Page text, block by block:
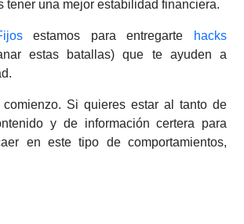
tener una mejor estabilidad financiera.
estamos para entregarte
hacks
estas batallas) que te ayuden a
Si quieres estar al tanto de
y de información certera para
en este tipo de comportamientos,